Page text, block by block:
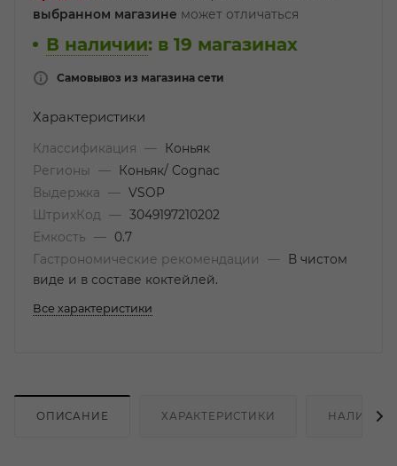
выбранном магазине может отличаться
В наличии: в 19 магазинах
Самовывоз из магазина сети
Характеристики
Классификация —
Коньяк
Регионы
—
Коньяк/ Cognac
Выдержка
— VSOP
ШтрихКод
— 3049197210202
Емкость
—
0.7
Гастрономические рекомендации
—
В чистом
виде и в составе коктейлей.
Все характеристики
ОПИСАНИЕ ХАРАКТЕРИСТИКИ НАЛИЧИЕ